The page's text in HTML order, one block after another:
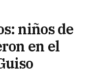
niños de
en el